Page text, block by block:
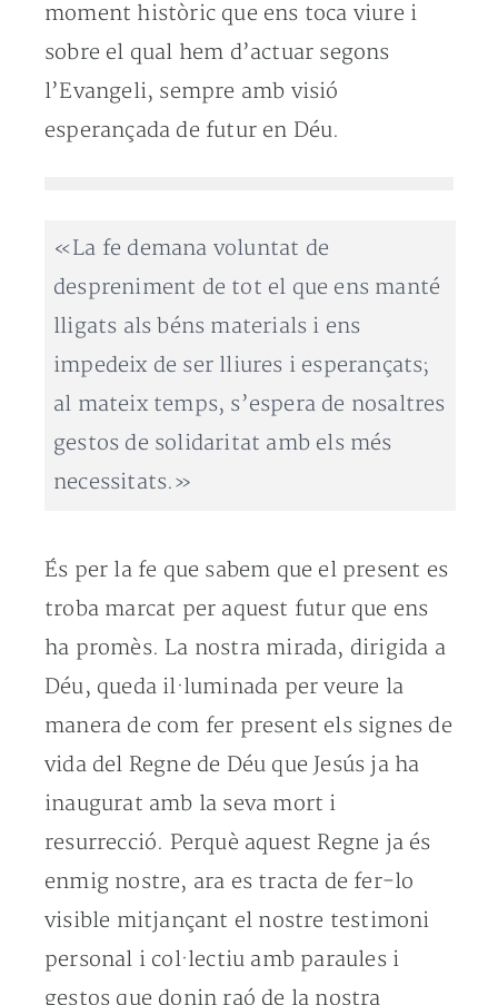
moment històric que ens toca viure i
sobre el qual hem d’actuar segons
l’Evangeli, sempre amb visió
esperançada de futur en Déu.
«La fe demana voluntat de
despreniment de tot el que ens manté
lligats als béns materials i ens
impedeix de ser lliures i esperançats;
al mateix temps, s’espera de nosaltres
gestos de solidaritat amb els més
necessitats.»
És per la fe que sabem que el present es
troba marcat per aquest futur que ens
ha promès. La nostra mirada, dirigida a
Déu, queda il·luminada per veure la
manera de com fer present els signes de
vida del Regne de Déu que Jesús ja ha
inaugurat amb la seva mort i
resurrecció. Perquè aquest Regne ja és
enmig nostre, ara es tracta de fer-lo
visible mitjançant el nostre testimoni
personal i col·lectiu amb paraules i
gestos que donin raó de la nostra